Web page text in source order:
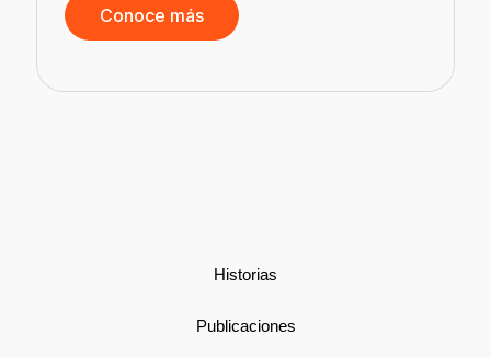
Historias
Publicaciones
Conoce más